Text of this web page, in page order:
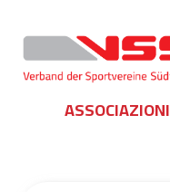
ASSOCIAZIONI